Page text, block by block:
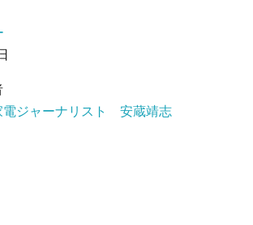
電ジャーナリスト 安蔵靖志